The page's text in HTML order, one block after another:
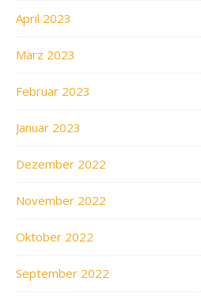
April 2023
März 2023
Februar 2023
Januar 2023
Dezember 2022
November 2022
Oktober 2022
September 2022